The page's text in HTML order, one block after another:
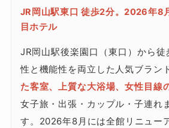
JR岡山駅東口 徒歩2分。2026年8
目ホテル
JR岡山駅後楽園口（東口）から
性と機能性を両立した人気ブラン
た客室、上質な大浴場、女性目線
女子旅・出張・カップル・子連れ
す。2026年8月には全館リニュー